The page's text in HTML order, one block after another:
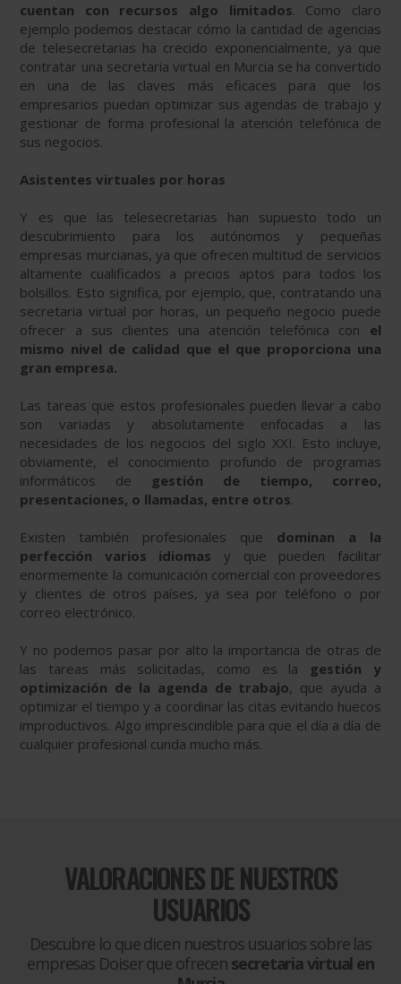
cuentan con recursos algo limitados. Como claro
ejemplo podemos destacar cómo la cantidad de agencias
de telesecretarias ha crecido exponencialmente, ya que
contratar una secretaria virtual en Murcia se ha convertido
en una de las claves más eficaces para que los
empresarios puedan optimizar sus agendas de trabajo y
gestionar de forma profesional la atención telefónica de
sus negocios.
Asistentes virtuales por horas
Y es que las telesecretarias han supuesto todo un
descubrimiento para los autónomos y pequeñas
empresas murcianas, ya que ofrecen multitud de servicios
altamente cualificados a precios aptos para todos los
bolsillos. Esto significa, por ejemplo, que, contratando una
secretaria virtual por horas, un pequeño negocio puede
ofrecer a sus clientes una atención telefónica con el
mismo nivel de calidad que el que proporciona una
gran empresa.
Las tareas que estos profesionales pueden llevar a cabo
son variadas y absolutamente enfocadas a las
necesidades de los negocios del siglo XXI. Esto incluye,
obviamente, el conocimiento profundo de programas
informáticos de gestión de tiempo, correo,
presentaciones, o llamadas, entre otros.
Existen también profesionales que dominan a la
perfección varios idiomas y que pueden facilitar
enormemente la comunicación comercial con proveedores
y clientes de otros países, ya sea por teléfono o por
correo electrónico.
Y no podemos pasar por alto la importancia de otras de
las tareas más solicitadas, como es la
gestión y
optimización de la agenda de trabajo, que ayuda a
optimizar el tiempo y a coordinar las citas evitando huecos
improductivos. Algo imprescindible para que el día a día de
cualquier profesional cunda mucho más.
VALORACIONES DE NUESTROS
USUARIOS
Descubre lo que dicen nuestros usuarios sobre las
empresas Doiser que ofrecen secretaria virtual en